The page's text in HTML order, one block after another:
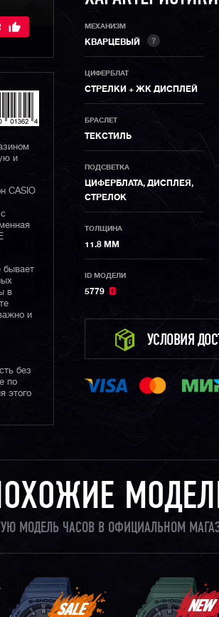
и
CASIO
бывает
в
и
без
по
этого
МЕХАНИЗМ
КВАРЦЕВЫЙ ?
ЦИФЕРБЛАТ
СТРЕЛКИ + ЖК ДИСПЛЕЙ
БРАСЛЕТ
ТЕКСТИЛЬ
ПОДСВЕТКА
ЦИФЕРБЛАТА, ДИСПЛЕЯ,
СТРЕЛОК
ТОЛЩИНА
11.8 ММ
ID МОДЕЛИ
5779
УСЛОВИЯ
МОДЕЛЬ ЧАСОВ В ОФИЦИАЛЬНОМ